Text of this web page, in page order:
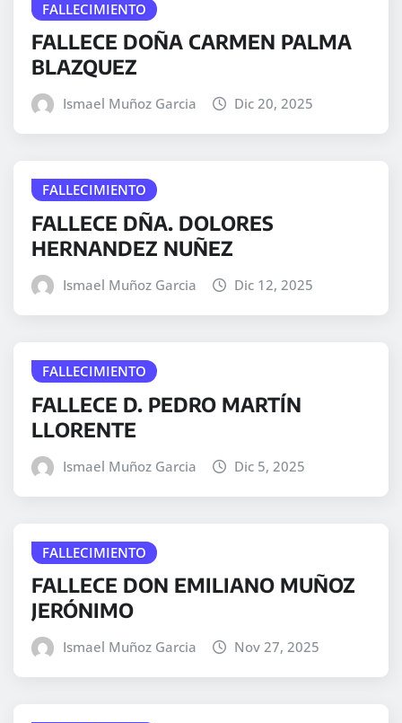
FALLECIMIENTO
FALLECE DOÑA CARMEN PALMA
BLAZQUEZ
Ismael Muñoz Garcia Dic 20, 2025
FALLECIMIENTO
FALLECE DÑA. DOLORES
HERNANDEZ NUÑEZ
Ismael Muñoz Garcia Dic 12, 2025
FALLECIMIENTO
FALLECE D. PEDRO MARTÍN
LLORENTE
Ismael Muñoz Garcia Dic 5, 2025
FALLECIMIENTO
FALLECE DON EMILIANO MUÑOZ
JERÓNIMO
Ismael Muñoz Garcia Nov 27, 2025